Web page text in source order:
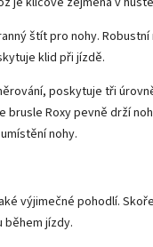
štít pro nohy.
klid při jízdě.
poskytuje tři
brusle Roxy pevně drží
nohy.
výjimečné pohodlí.
během jízdy.